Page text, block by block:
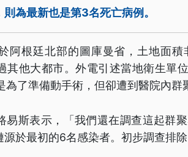
為最新也是第3名死亡病例。
阿根廷北部的圖庫曼省，土地面
其他大都市。外電引述當地衛生單
了準備動手術，但卻遭到醫院內群
易斯表示，「我們還在調查這起群
於最初的6名感染者。初步調查排除